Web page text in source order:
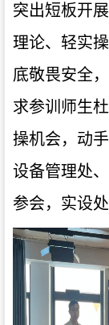
突出短板开
理论、轻实
底敬畏安全
求参训师生
操机会，动
设备管理处
参会，实设